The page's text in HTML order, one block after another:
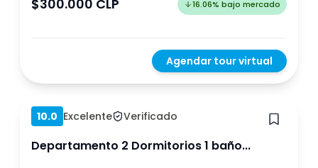
$300.000 CLP 16.06% bajo mercado
Agendar tour virtual
Hace 1 año
10.0 Excelente Verificado
Departamento 2 Dormitorios 1 baño...